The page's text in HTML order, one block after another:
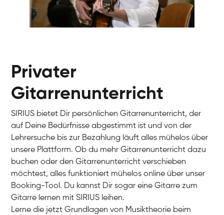
Privater
Gitarrenunterricht
SIRIUS bietet Dir persönlichen Gitarrenunterricht, der
auf Deine Bedürfnisse abgestimmt ist und von der
Lehrersuche bis zur Bezahlung läuft alles mühelos über
unsere Plattform. Ob du mehr Gitarrenunterricht dazu
buchen oder den Gitarrenunterricht verschieben
möchtest, alles funktioniert mühelos online über unser
Booking-Tool. Du kannst Dir sogar eine Gitarre zum
Gitarre lernen mit SIRIUS leihen.
Lerne die jetzt Grundlagen von Musiktheorie beim